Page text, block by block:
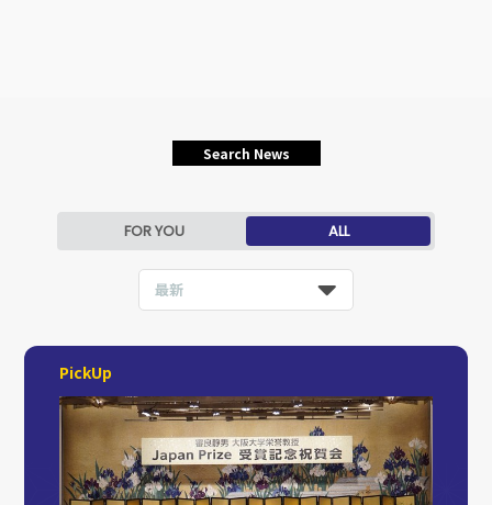
Search News
FOR YOU ALL
最新
PickUp